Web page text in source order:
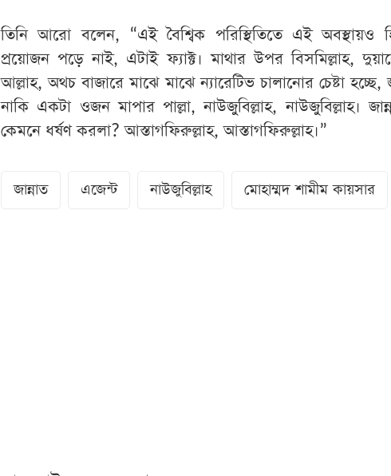
তিনি আরো বলেন, “এই বৈশ্বিক পরিস্থিতিতে এই অবস্থায়ও
প্রয়োজন পড়ে নাই, এটাই ফ্যাক্ট। মাথার উপর বিসমিল্লাহ,
আল্লাহ, অথচ বাজারে মাঝে মাঝে ন্যারেটিভ চালানোর চেষ্টা
নাকি একটা ওজন মাপার পাল্লা, নাউজুবিল্লাহ, নাউজুবিল্লাহ।
কেমনে ধর্ষণ করলা? আস্তাগফিরুল্লাহ, আস্তাগফিরুল্লাহ।”
জান্নাত এজেন্ট নাউজুবিল্লাহ মোহাম্মদ শামীম কায়সার